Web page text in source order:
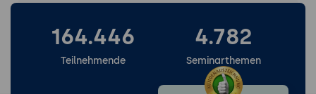
Satz formulieren.
3. Stil-Findung mit Mood Board und KI-
Mood Board in einfachen Worten: eine
Sammlung von Bildern, Farben, Schrift-
164.446
Teilnehmende
4.782
Seminarthemen